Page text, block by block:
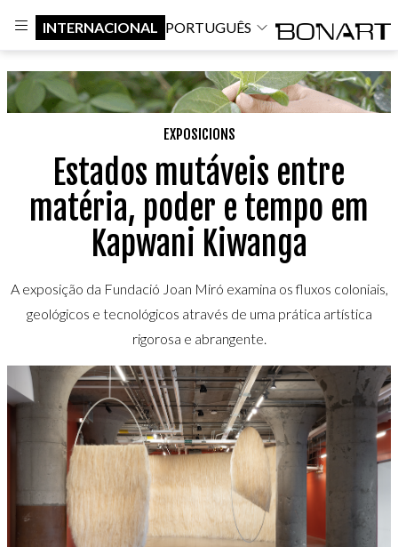
INTERNACIONAL PORTUGUÊS
EXPOSICIONS
Estados mutáveis entre
matéria, poder e tempo em
Kapwani Kiwanga
A exposição da Fundació Joan Miró examina os fluxos coloniais,
geológicos e tecnológicos através de uma prática artística
rigorosa e abrangente.